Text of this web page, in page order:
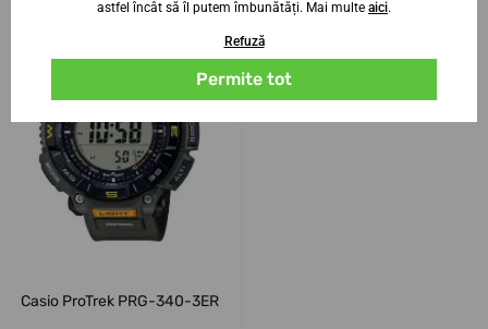
Casio ProTrek PRG-340-3ER
astfel încât să îl putem îmbunătăți. Mai multe aici.
Refuză
Permite tot